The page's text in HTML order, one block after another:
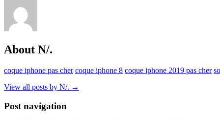
About N/.
coque iphone pas cher coque iphone 8 coque iphone 2019 pas cher
View all posts by N/. →
Post navigation